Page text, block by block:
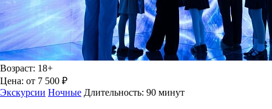
Возраст: 18+
Цена: от 7 500 ₽
Экскурсии Ночные Длительность: 90 минут